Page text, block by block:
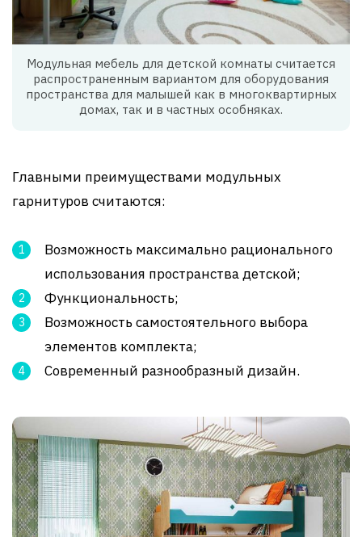
Модульная мебель для детской комнаты считается
распространенным вариантом для оборудования
пространства для малышей как в многоквартирных
домах, так и в частных особняках.
Главными преимуществами модульных
гарнитуров считаются:
Возможность максимально рационального
использования пространства детской;
Функциональность;
Возможность самостоятельного выбора
элементов комплекта;
Современный разнообразный дизайн.